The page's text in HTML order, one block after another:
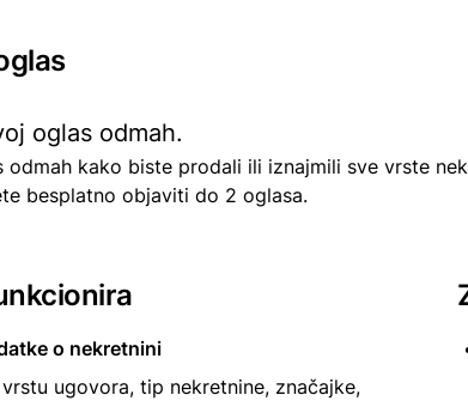
oglas odmah.
odmah kako biste prodali ili iznajmili sve vrste
besplatno objaviti do 2 oglasa.
o nekretnini
ugovora, tip nekretnine, značajke,